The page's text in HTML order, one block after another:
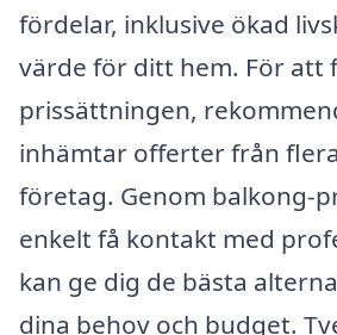
fördelar, inklusive ökad
värde för ditt hem. För att
prissättningen,
inhämtar offerter från
företag. Genom balkong-
enkelt få kontakt med
kan ge dig de bästa
dina behov och budget.